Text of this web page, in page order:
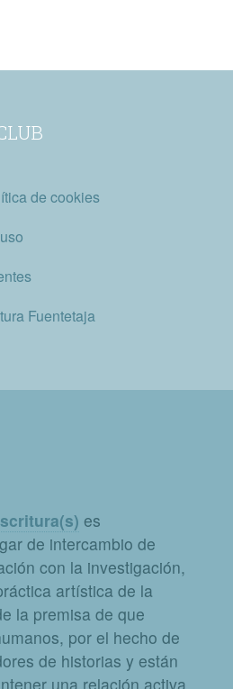
de cookies
Fuentetaja
es
de intercambio de
con la investigación,
artística de la
la premisa de que
por el hecho de
de historias y están
una relación activa